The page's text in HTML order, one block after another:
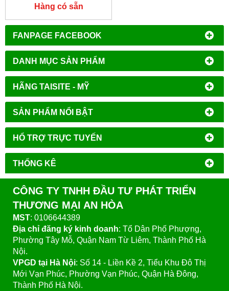
FANPAGE FACEBOOK
DANH MỤC SẢN PHẨM
HÃNG TAISITE - MỸ
SẢN PHẨM NỔI BẬT
HỔ TRỢ TRỰC TUYẾN
THỐNG KÊ
Hàng có sẵn
CÔNG TY TNHH ĐẦU TƯ PHÁT TRIỂN
THƯƠNG MẠI AN HÒA
MST: 0106644389
Địa chỉ đăng ký kinh doanh: Tổ Dân Phố Phượng,
Phường Tây Mỗ, Quận Nam Từ Liêm, Thành Phố Hà
Nội.
VPGD tại Hà Nội: Số 14 - Liền Kề 2, Tiểu Khu Đô Thị
Mới Vạn Phúc, Phường Vạn Phúc, Quận Hà Đông,
Thành Phố Hà Nội.